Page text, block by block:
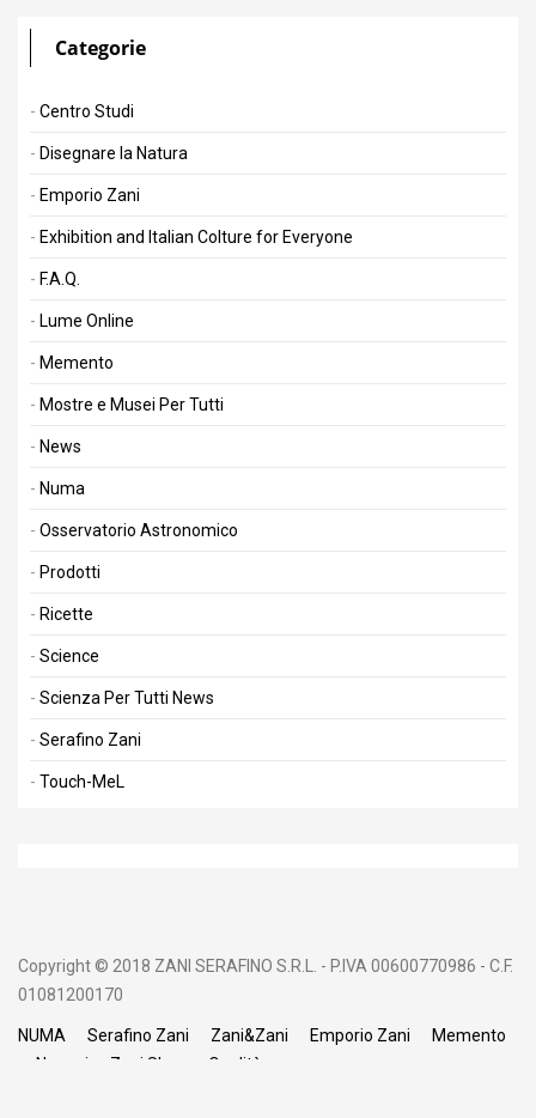
Categorie
Centro Studi
Disegnare la Natura
Emporio Zani
Exhibition and Italian Colture for Everyone
F.A.Q.
Lume Online
Memento
Mostre e Musei Per Tutti
News
Numa
Osservatorio Astronomico
Prodotti
Ricette
Science
Scienza Per Tutti News
Serafino Zani
Touch-MeL
Copyright © 2018 ZANI SERAFINO S.R.L. - P.IVA 00600770986 - C.F.
01081200170
NUMA Serafino Zani Zani&Zani Emporio Zani
Memento
Negozi
Zani Shop Qualità